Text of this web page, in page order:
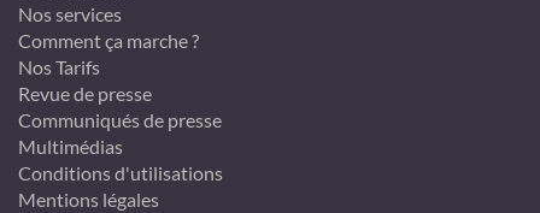
Nos services
Comment ça marche ?
Nos Tarifs
Revue de presse
Communiqués de presse
Multimédias
Conditions d'utilisations
Mentions légales